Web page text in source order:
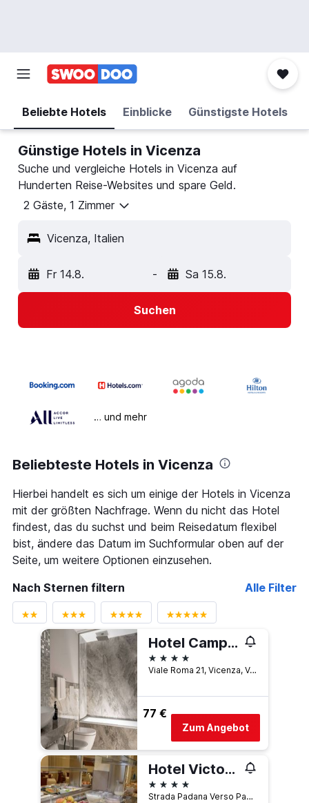
Beliebte Hotels Einblicke Günstigste Hotels
Günstige Hotels in Vicenza
Suche und vergleiche Hotels in Vicenza auf
Hunderten Reise-Websites und spare Geld.
2 Gäste, 1 Zimmer
Vicenza, Italien
Fr 14.8. - Sa 15.8.
Suchen
… und mehr
Beliebteste Hotels in Vicenza
Hierbei handelt es sich um einige der Hotels in Vicenza
mit der größten Nachfrage. Wenn du nicht das Hotel
findest, das du suchst und beim Reisedatum flexibel
bist, ändere das Datum im Suchformular oben auf der
Seite, um weitere Optionen einzusehen.
Nach Sternen filtern
Alle Filter
Hotel Campo Marzio
4 Sterne
Viale Roma 21, Vicenza, Venetien, Italien
77 €
Zum Angebot
Hotel Victoria
4 Sterne
Strada Padana Verso Padova 52, Vicenza, Venetien, Italien